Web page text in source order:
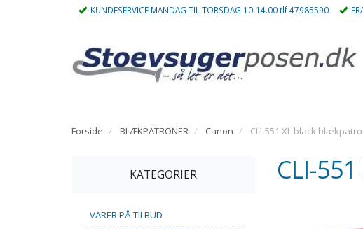
KUNDESERVICE MANDAG TIL TORSDAG 10-14.00 tlf 47985590
Forside BLÆKPATRONER Canon CLI-551 XL black
KATEGORIER
VARER PÅ TILBUD
CLI-